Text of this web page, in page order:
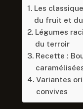
Les
du fruit et
Légumes
du terroir
Recette :
Variantes
convives